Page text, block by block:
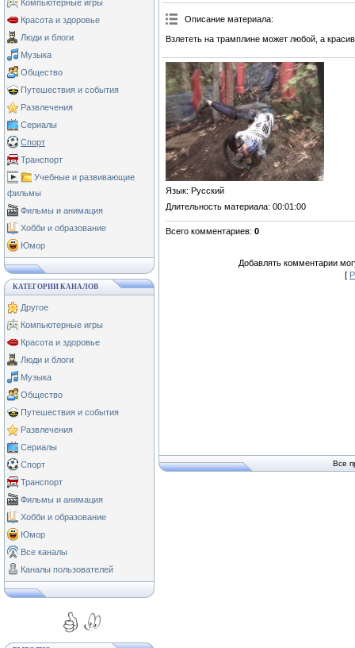
Компьютерные игры
Красота и здоровье
Люди и блоги
Музыка
Общество
Путешествия и события
Развлечения
Сериалы
Спорт
Транспорт
Учебные и развивающие
фильмы
Фильмы и анимация
Хобби и образование
Юмор
КАТЕГОРИИ КАНАЛОВ
Другое
Компьютерные игры
Красота и здоровье
Люди и блоги
Музыка
Общество
Путешествия и события
Развлечения
Сериалы
Спорт
Транспорт
Фильмы и анимация
Хобби и образование
Юмор
Все каналы
Каналы пользователей
Описание материала:
Взлететь на трамплине может любой, а
Язык: Русский
Длительность материала: 00:01:00
Всего комментариев: 0
Добавлять комментарии
[
Все